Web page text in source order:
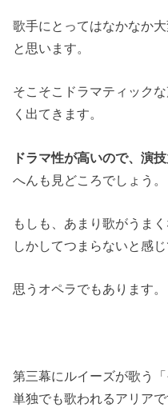
歌手にとってはなかなか
と思います。
そこそこドラマティック
く出てきます。
ドラマ性が高いので、演
へんも見どころでしょう。
もしも、あまり歌がうま
しかしてつまらないと感
思うオペラでもあります。
第三幕にルイーズが歌う
単独でも歌われるアリアで